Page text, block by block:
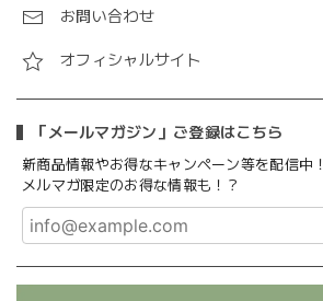
お問い合わせ
オフィシャルサイト
「メールマガジン」ご登録はこちら
新商品情報やお得なキャンペーン等を配信中！
メルマガ限定のお得な情報も！？